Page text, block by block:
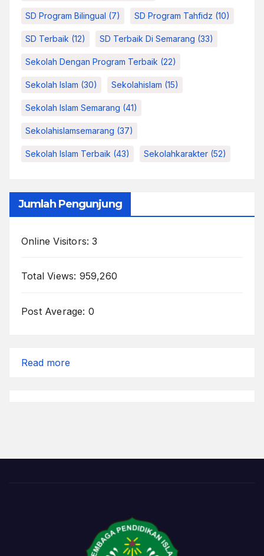
SD Program Bilingual (7) SD Program Tahfidz (10)
SD Terbaik (12) SD Terbaik Di Semarang (33)
Sekolah Dengan Program Terbaik (22)
Sekolah Islam (30) Sekolahislam (15)
Sekolah Islam Semarang (41)
Sekolahislamsemarang (37)
Sekolah Islam Terbaik (43) Sekolahkarakter (52)
Jumlah Pengunjung
Online Visitors:3
Total Views: 959,260
Post Average: 0
Read more